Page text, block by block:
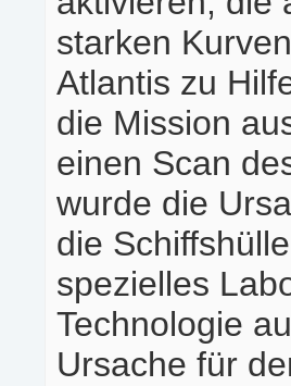
starken
Atlantis zu
die Mission
einen Scan
wurde die
die
spezielles
Technologie
Ursache für